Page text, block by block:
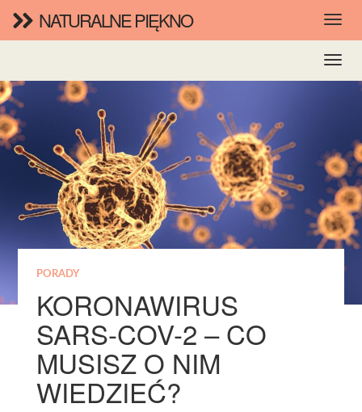
NATURALNE PIĘKNO
PORADY
KORONAWIRUS
SARS-COV-2 – CO
MUSISZ O NIM
WIEDZIEĆ?